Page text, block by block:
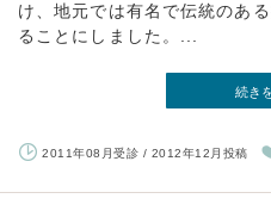
け、地元では有名で伝統のあ
ることにしました。...
続き
2011年08月受診 / 2012年12月投稿